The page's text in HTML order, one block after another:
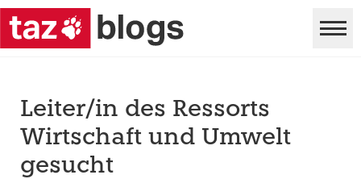
Leiter/in des Ressorts
Wirtschaft und Umwelt
gesucht